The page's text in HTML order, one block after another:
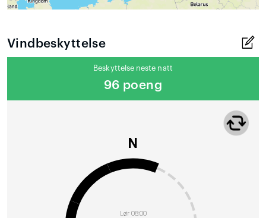
Vindbeskyttelse
Beskyttelse neste natt
96 poeng
Lør 08:00
N